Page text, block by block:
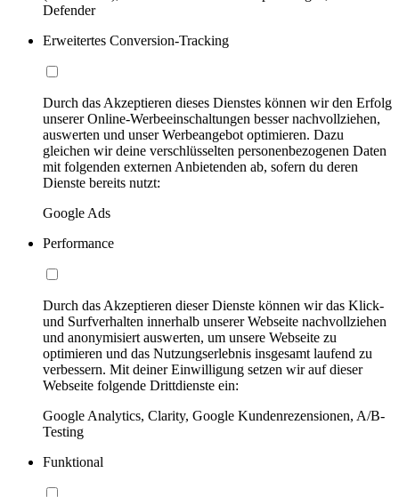
Defender
Erweitertes Conversion-Tracking
Durch das Akzeptieren dieses Dienstes können wir den Erfolg
unserer Online-Werbeeinschaltungen besser nachvollziehen,
auswerten und unser Werbeangebot optimieren. Dazu
gleichen wir deine verschlüsselten personenbezogenen Daten
mit folgenden externen Anbietenden ab, sofern du deren
Dienste bereits nutzt:
Google Ads
Performance
Durch das Akzeptieren dieser Dienste können wir das Klick-
und Surfverhalten innerhalb unserer Webseite nachvollziehen
und anonymisiert auswerten, um unsere Webseite zu
optimieren und das Nutzungserlebnis insgesamt laufend zu
verbessern. Mit deiner Einwilligung setzen wir auf dieser
Webseite folgende Drittdienste ein:
Google Analytics, Clarity, Google Kundenrezensionen, A/B-
Testing
Funktional